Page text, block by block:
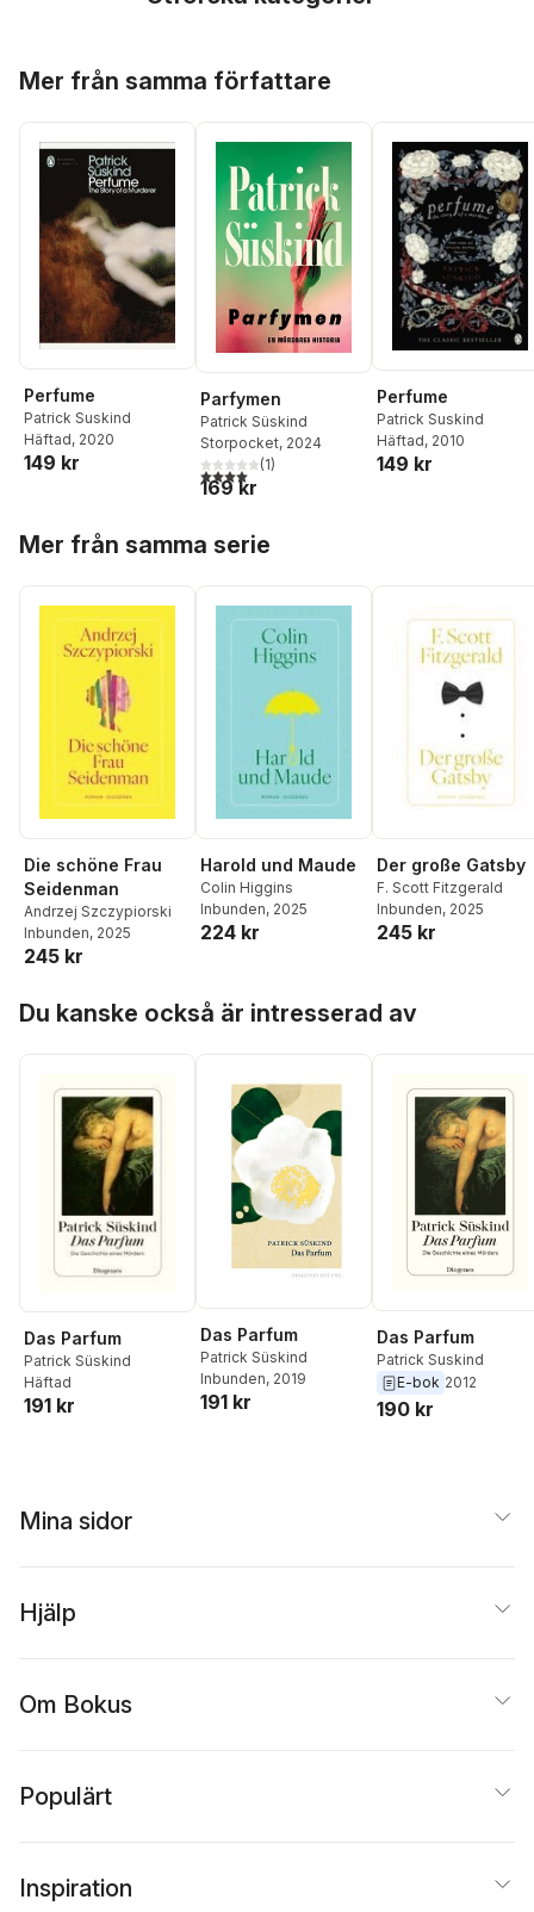
Mer från samma författare
Perfume
Patrick Suskind
Häftad, 2020
149 kr
Parfymen
Patrick Süskind
Storpocket, 2024
4,0utav 5 stjärnor. Totalt antal röster:
(1)
169 kr
Perfume
Patrick Suskind
Häftad, 2010
149 kr
Mer från samma serie
Die schöne Frau
Seidenman
Andrzej Szczypiorski
Inbunden, 2025
245 kr
Harold und Maude
Colin Higgins
Inbunden, 2025
224 kr
Der große Gatsby
F. Scott Fitzgerald
Inbunden, 2025
245 kr
Du kanske också är intresserad av
Das Parfum
Patrick Süskind
Häftad
191 kr
Das Parfum
Patrick Süskind
Inbunden, 2019
191 kr
Das Parfum
Patrick Suskind
E-bok 2012
190 kr
Mina sidor
Hjälp
Om Bokus
Populärt
Inspiration